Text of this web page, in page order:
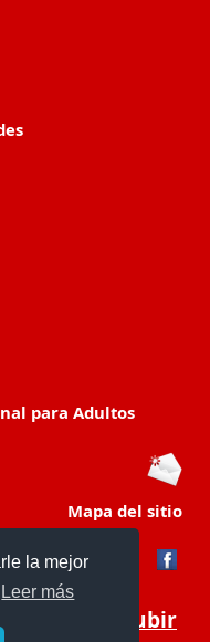
la mejor
Leer más
para Adultos
Mapa del sitio
Subir